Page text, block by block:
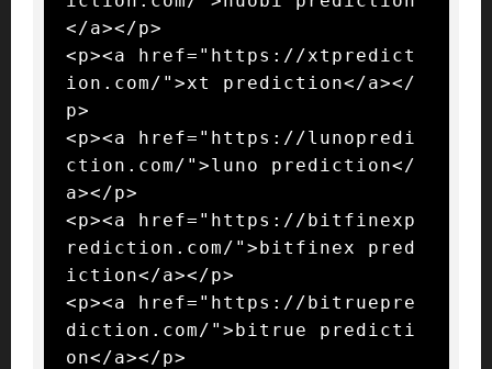
</a></p>
<p><a href="https://xtpredict
ion.com/">xt prediction</a></
p>
<p><a href="https://lunopredi
ction.com/">luno prediction</
a></p>
<p><a href="https://bitfinexp
rediction.com/">bitfinex pred
iction</a></p>
<p><a href="https://bitruepre
diction.com/">bitrue predicti
on</a></p>